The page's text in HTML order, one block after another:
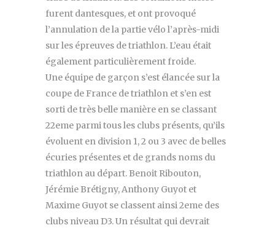
furent dantesques, et ont provoqué
l’annulation de la partie vélo l’après-midi
sur les épreuves de triathlon. L’eau était
également particulièrement froide.
Une équipe de garçon s’est élancée sur la
coupe de France de triathlon et s’en est
sorti de très belle manière en se classant
22eme parmi tous les clubs présents, qu’ils
évoluent en division 1, 2 ou 3 avec de belles
écuries présentes et de grands noms du
triathlon au départ. Benoit Ribouton,
Jérémie Brétigny, Anthony Guyot et
Maxime Guyot se classent ainsi 2eme des
clubs niveau D3. Un résultat qui devrait